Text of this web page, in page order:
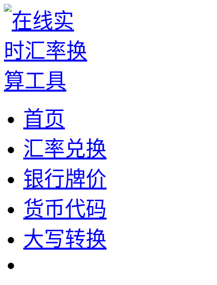
首页
汇率兑换
银行牌价
货币代码
大写转换